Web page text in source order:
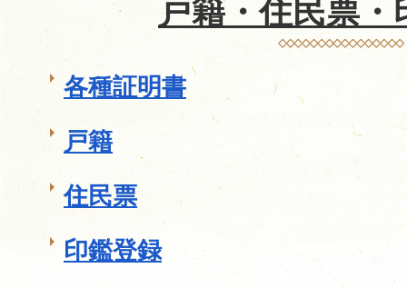
戸籍・住民票・
各種証明書
戸籍
住民票
印鑑登録